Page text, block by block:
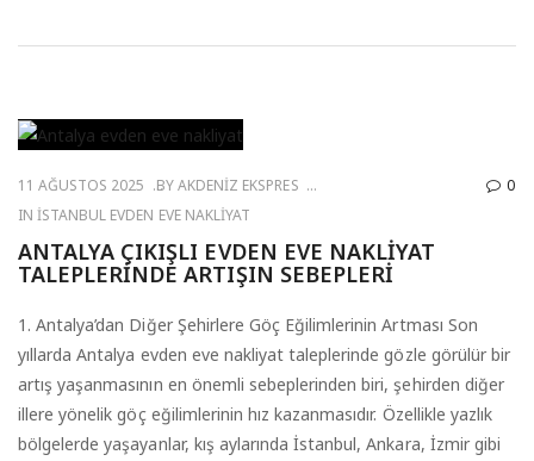
11 AĞUSTOS 2025 BYAKDENIZ EKSPRES
INİSTANBUL EVDEN EVE NAKLIYAT
0
ANTALYA ÇIKIŞLI EVDEN EVE NAKLIYAT
TALEPLERINDE ARTIŞIN SEBEPLERI
1. Antalya’dan Diğer Şehirlere Göç Eğilimlerinin Artması Son
yıllarda Antalya evden eve nakliyat taleplerinde gözle görülür bir
artış yaşanmasının en önemli sebeplerinden biri, şehirden diğer
illere yönelik göç eğilimlerinin hız kazanmasıdır. Özellikle yazlık
bölgelerde yaşayanlar, kış aylarında İstanbul, Ankara, İzmir gibi